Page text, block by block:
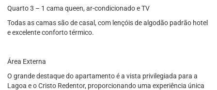
Quarto 3 – 1 cama queen, ar-condicionado e TV
Todas as camas são de casal, com lençóis de algodão padrão hotel
e excelente conforto térmico.
Área Externa
O grande destaque do apartamento é a vista privilegiada para a
Lagoa e o Cristo Redentor, proporcionando uma experiência única